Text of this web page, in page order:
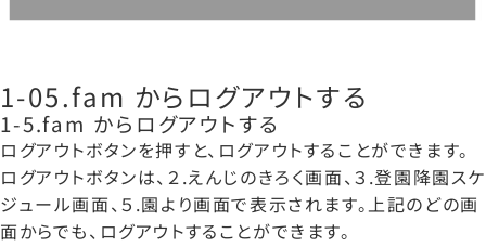
1-05.fam からログアウトする
1-5.fam からログアウトする
ログアウトボタンを押すと、ログアウトすることができます。
ログアウトボタンは、２.えんじのきろく画面、３.登園降園スケ
ジュール画面、５.園より画面で表示されます。上記のどの画
面からでも、ログアウトすることができます。